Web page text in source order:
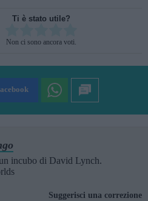
Ti è stato utile?
Non ci sono ancora voti.
incubo di David Lynch.
Suggerisci una correzione